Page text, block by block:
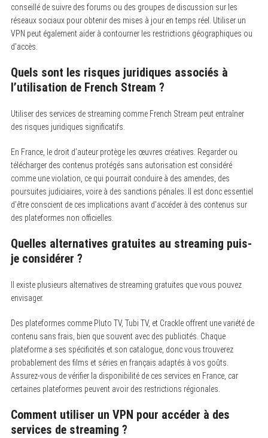
conseillé de suivre des forums ou des groupes de discussion sur les
réseaux sociaux pour obtenir des mises à jour en temps réel. Utiliser un
VPN peut également aider à contourner les restrictions géographiques ou
d’accès.
Quels sont les risques juridiques associés à
l’utilisation de French Stream ?
Utiliser des services de streaming comme French Stream peut entraîner
des risques juridiques significatifs.
En France, le droit d’auteur protège les œuvres créatives. Regarder ou
télécharger des contenus protégés sans autorisation est considéré
comme une violation, ce qui pourrait conduire à des amendes, des
poursuites judiciaires, voire à des sanctions pénales. Il est donc essentiel
d’être conscient de ces implications avant d’accéder à des contenus sur
des plateformes non officielles.
Quelles alternatives gratuites au streaming puis-
je considérer ?
Il existe plusieurs alternatives de streaming gratuites que vous pouvez
envisager.
Des plateformes comme Pluto TV, Tubi TV, et Crackle offrent une variété de
contenu sans frais, bien que souvent avec des publicités. Chaque
plateforme a ses spécificités et son catalogue, donc vous trouverez
probablement des films et séries en français adaptés à vos goûts.
Assurez-vous de vérifier la disponibilité de ces services en France, car
certaines plateformes peuvent avoir des restrictions régionales.
Comment utiliser un VPN pour accéder à des
services de streaming ?